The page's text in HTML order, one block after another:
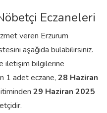
Eczaneleri
veren Erzurum
aşağıda bulabilirsiniz.
iletişim bilgilerine
1 adet eczane, 28 Haziran
29 Haziran 2025